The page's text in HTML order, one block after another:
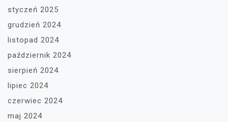
styczeń 2025
grudzień 2024
listopad 2024
październik 2024
sierpień 2024
lipiec 2024
czerwiec 2024
maj 2024